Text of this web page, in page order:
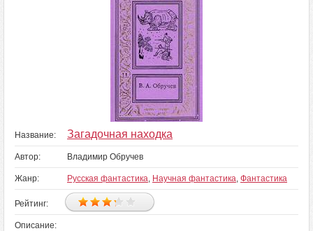
Название: Загадочная находка
Автор: Владимир Обручев
Жанр: Русская фантастика, Научная фантастика, Фантастика
Рейтинг:
Описание: